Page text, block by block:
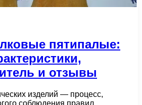
пятипалые:
и отзывы
изделий — процесс,